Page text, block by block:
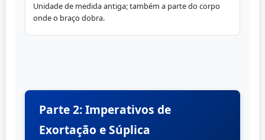
Unidade de medida antiga; também a parte do corpo
onde o braço dobra.
Parte 2: Imperativos de
Exortação e Súplica